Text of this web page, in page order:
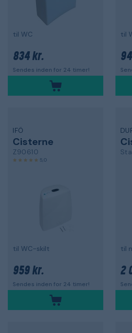
til WC
834 kr.
Sendes inden for 24 timer!
til
IFÖ
Cisterne
Z90610
5,0
til WC-skilt
959 kr.
Sendes inden for 24 timer!
2